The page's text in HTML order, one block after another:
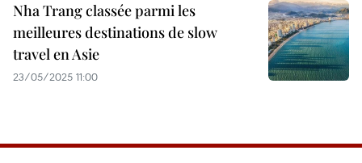
Nha Trang classée parmi les
meilleures destinations de slow
travel en Asie
23/05/2025 11:00